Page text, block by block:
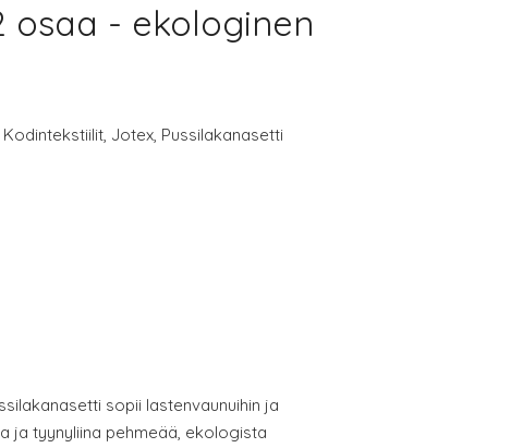
osaa - ekologinen
Kodintekstiilit, Jotex, Pussilakanasetti
sopii lastenvaunuihin ja
ja tyynyliina pehmeää, ekologista